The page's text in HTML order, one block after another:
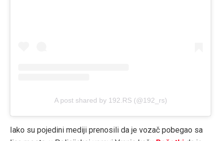
A post shared by 192.RS (@192_rs)
Iako su pojedini mediji prenosili da je vozač pobegao sa